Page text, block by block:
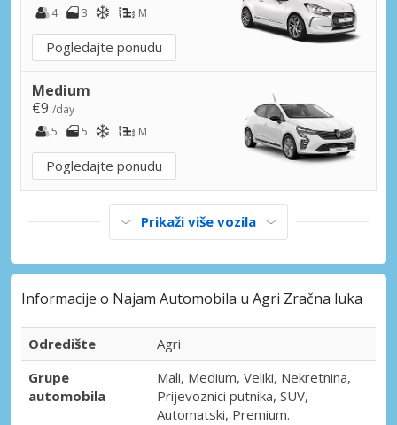
4
3 M
Pogledajte ponudu
Medium
€9 /day
5
5 M
Pogledajte ponudu
Prikaži više vozila
Informacije o Najam Automobila u Agri Zračna luka
Odredište
Agri
Grupe
automobila
Mali, Medium, Veliki, Nekretnina,
Prijevoznici putnika, SUV,
Automatski, Premium.